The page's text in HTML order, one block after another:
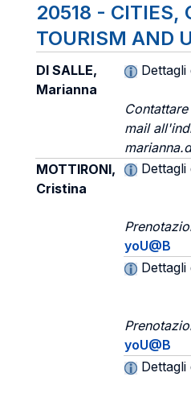
20518 - CITIES,
TOURISM AND
DI SALLE,
Marianna
mail
MOTTIRONI,
Cristina
yoU@B
yoU@B